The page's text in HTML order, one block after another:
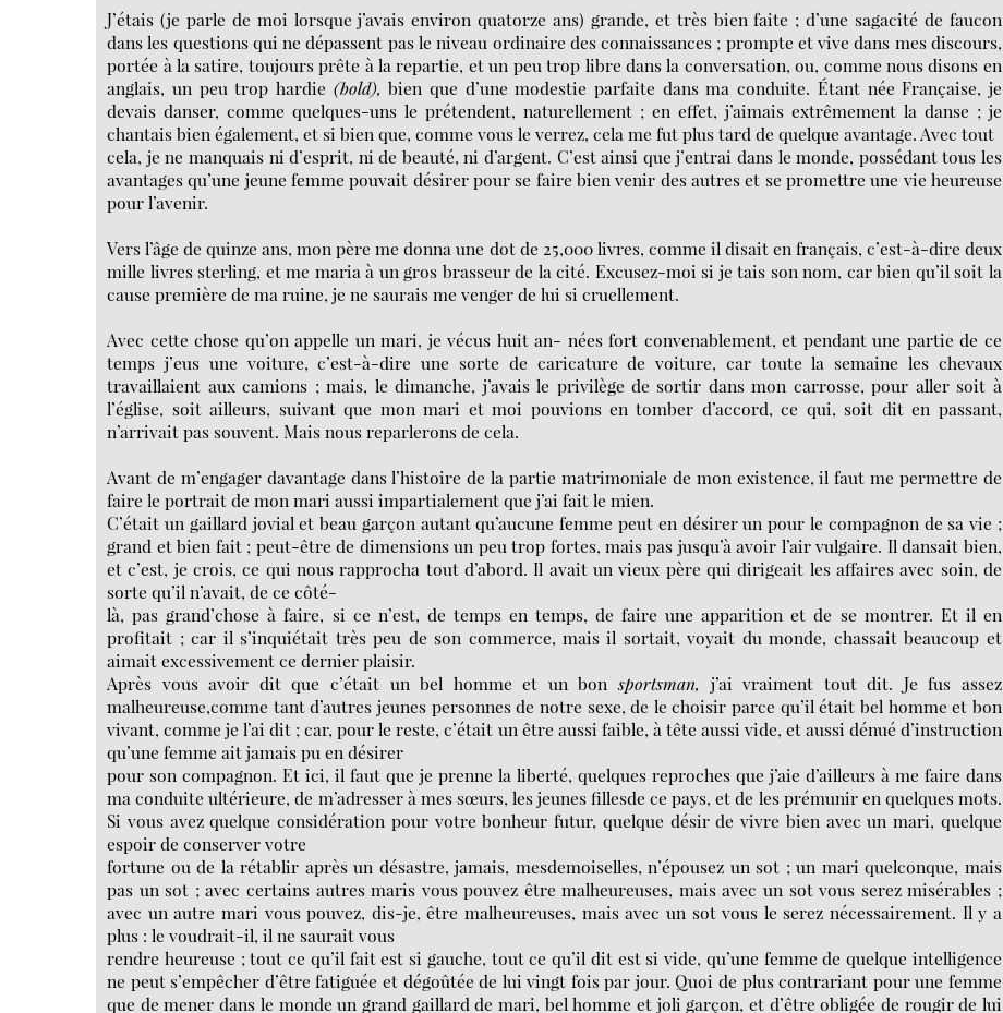
J’étais (je parle de moi lorsque j’avais environ quatorze ans) grande, et très bien faite ; d’une sagacité de faucon
dans les questions qui ne dépassent pas le niveau ordinaire des connaissances ; prompte et vive dans mes discours,
portée à la satire, toujours prête à la repartie, et un peu trop libre dans la conversation, ou, comme nous disons en
anglais, un peu trop hardie (bold),bien que d’une modestie parfaite dans ma conduite. Étant née Française, je
devais danser, comme quelques-uns le prétendent, naturellement ; en effet, j’aimais extrêmement la danse ; je
chantais bien également, et si bien que, comme vous le verrez, cela me fut plus tard de quelque avantage. Avec tout
cela, je ne manquais ni d’esprit, ni de beauté, ni d’argent. C’est ainsi que j’entrai dans le monde, possédant tous les
avantages qu’une jeune femme pouvait désirer pour se faire bien venir des autres et se promettre une vie heureuse
pour l’avenir.
Vers l’âge de quinze ans, mon père me donna une dot de 25,000 livres, comme il disait en français, c’est-à-dire deux
mille livres sterling, et me maria à un gros brasseur de la cité. Excusez-moi si je tais son nom, car bien qu’il soit la
cause première de ma ruine, je ne saurais me venger de lui si cruellement.
Avec cette chose qu’on appelle un mari, je vécus huit an- nées fort convenablement, et pendant une partie de ce
temps j’eus une voiture, c’est-à-dire une sorte de caricature de voiture, car toute la semaine les chevaux
travaillaient aux camions ; mais, le dimanche, j’avais le privilège de sortir dans mon carrosse, pour aller soit à
l’église, soit ailleurs, suivant que mon mari et moi pouvions en tomber d’accord, ce qui, soit dit en passant,
n’arrivait pas souvent. Mais nous reparlerons de cela.
Avant de m’engager davantage dans l’histoire de la partie matrimoniale de mon existence, il faut me permettre de
faire le portrait de mon mari aussi impartialement que j’ai fait le mien.
C’était un gaillard jovial et beau garçon autant qu’aucune femme peut en désirer un pour le compagnon de sa vie ;
grand et bien fait ; peut-être de dimensions un peu trop fortes, mais pas jusqu’à avoir l’air vulgaire. Il dansait bien,
et c’est, je crois, ce qui nous rapprocha tout d’abord. Il avait un vieux père qui dirigeait les affaires avec soin, de
sorte qu’il n’avait, de ce côté-
là, pas grand’chose à faire, si ce n’est, de temps en temps, de faire une apparition et de se montrer. Et il en
profitait ; car il s’inquiétait très peu de son commerce, mais il sortait, voyait du monde, chassait beaucoup et
aimait excessivement ce dernier plaisir.
Après vous avoir dit que c’était un bel homme et un bonsportsman, j’ai vraiment tout dit. Je fus assez
malheureuse,comme tant d’autres jeunes personnes de notre sexe, de le choisir parce qu’il était bel homme et bon
vivant, comme je l’ai dit ; car, pour le reste, c’était un être aussi faible, à tête aussi vide, et aussi dénué d’instruction
qu’une femme ait jamais pu en désirer
pour son compagnon. Et ici, il faut que je prenne la liberté, quelques reproches que j’aie d’ailleurs à me faire dans
ma conduite ultérieure, de m’adresser à mes sœurs, les jeunes fillesde ce pays, et de les prémunir en quelques mots.
Si vous avez quelque considération pour votre bonheur futur, quelque désir de vivre bien avec un mari, quelque
espoir de conserver votre
fortune ou de la rétablir après un désastre, jamais, mesdemoiselles, n’épousez un sot ; un mari quelconque, mais
pas un sot ; avec certains autres maris vous pouvez être malheureuses, mais avec un sot vous serez misérables ;
avec un autre mari vous pouvez, dis-je, être malheureuses, mais avec un sot vous le serez nécessairement. Il y a
plus : le voudrait-il, il ne saurait vous
rendre heureuse ; tout ce qu’il fait est si gauche, tout ce qu’il dit est si vide, qu’une femme de quelque intelligence
ne peut s’empêcher d’être fatiguée et dégoûtée de lui vingt fois par jour. Quoi de plus contrariant pour une femme
que de mener dans le monde un grand gaillard de mari, bel homme et joli garçon, et d’être obligée de rougir de lui